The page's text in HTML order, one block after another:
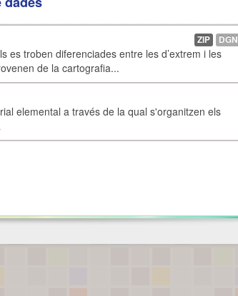
es troben diferenciades entre les d’extrem i les
de la cartografia...
ZIP DGN
elemental a través de la qual s'organitzen els